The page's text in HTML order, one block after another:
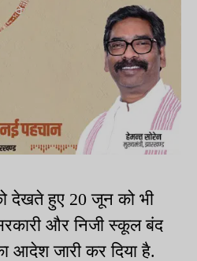
देखते हुए 20 जून को भी
और निजी स्कूल बंद
आदेश जारी कर दिया है.